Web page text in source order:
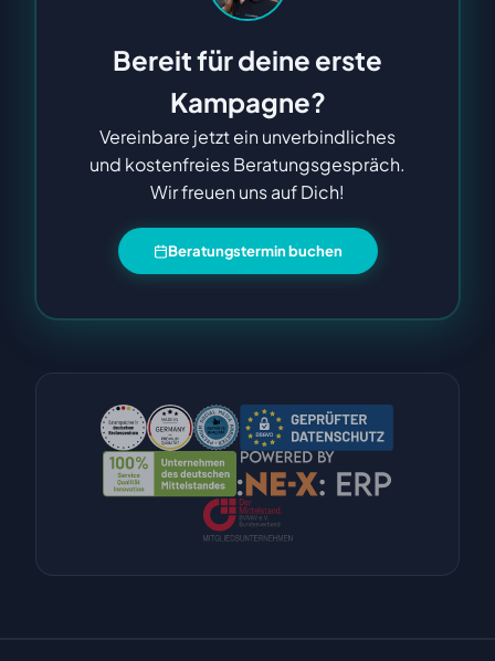
Bereit für deine erste
Kampagne?
Vereinbare jetzt ein unverbindliches
und kostenfreies Beratungsgespräch.
Wir freuen uns auf Dich!
Beratungstermin buchen